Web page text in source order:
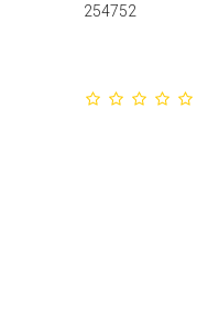
254752